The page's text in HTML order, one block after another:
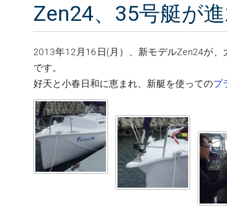
Zen24、35号艇が進
2013年12月16日(月）、新モデルZen24が
です。
好天と小春日和に恵まれ、新艇を使ってのプ